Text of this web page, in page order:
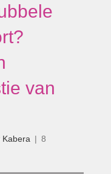
van
Kabera | 8